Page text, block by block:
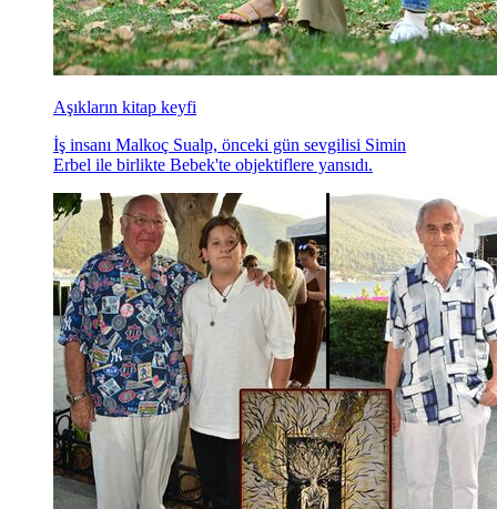
Aşıkların kitap keyfi
İş insanı Malkoç Sualp, önceki gün sevgilisi Simin
Erbel ile birlikte Bebek'te objektiflere yansıdı.